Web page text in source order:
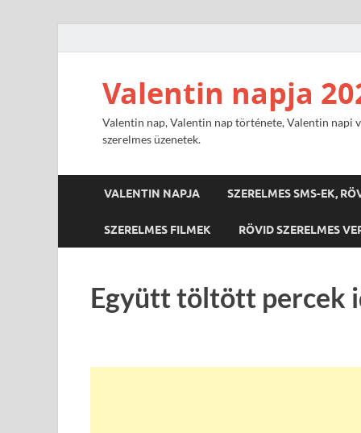
Valentin napja
Valentin nap, Valentin nap története, Valentin napi
szerelmes üzenetek.
VALENTIN NAPJA SZERELMES SMS-EK,
SZERELMES FILMEK RÖVID SZERELMES
Együtt töltött percek